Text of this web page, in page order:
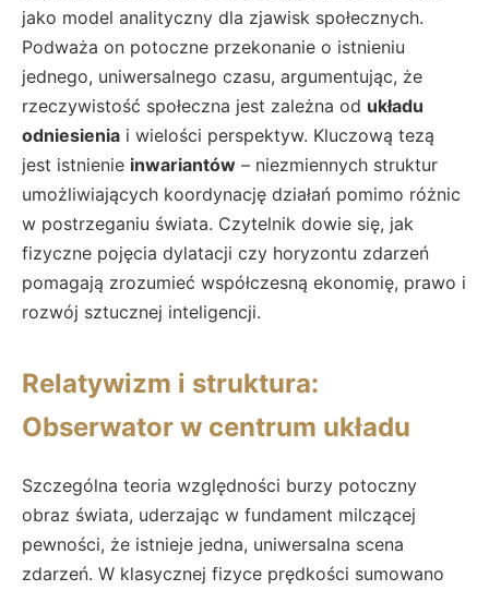
jako model analityczny dla zjawisk społecznych.
Podważa on potoczne przekonanie o istnieniu
jednego, uniwersalnego czasu, argumentując, że
rzeczywistość społeczna jest zależna od układu
odniesienia i wielości perspektyw. Kluczową tezą
jest istnienie inwariantów – niezmiennych struktur
umożliwiających koordynację działań pomimo różnic
w postrzeganiu świata. Czytelnik dowie się, jak
fizyczne pojęcia dylatacji czy horyzontu zdarzeń
pomagają zrozumieć współczesną ekonomię, prawo i
rozwój sztucznej inteligencji.
Relatywizm i struktura:
Obserwator w centrum układu
Szczególna teoria względności burzy potoczny
obraz świata, uderzając w fundament milczącej
pewności, że istnieje jedna, uniwersalna scena
zdarzeń. W klasycznej fizyce prędkości sumowano